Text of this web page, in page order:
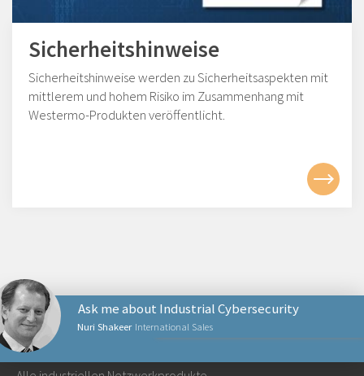
Sicherheitshinweise
Sicherheitshinweise werden zu Sicherheitsaspekten mit
mittlerem und hohem Risiko im Zusammenhang mit
Westermo-Produkten veröffentlicht.
Nuri Shakeer International Sales
Ask me about Industrial Cybersecurity
NETZWERKPRODUKTE